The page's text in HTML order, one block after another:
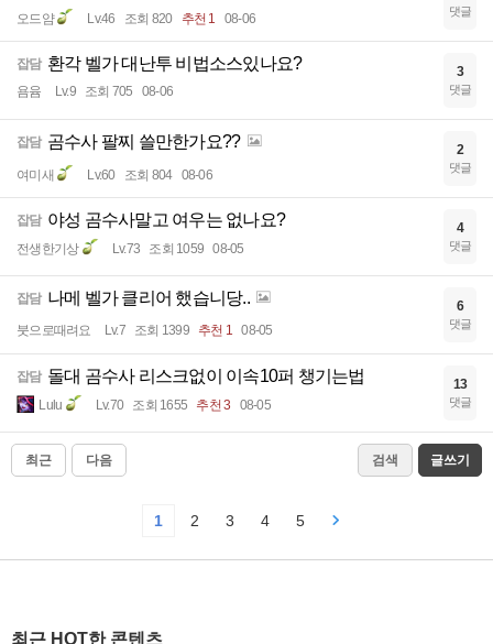
오드얌 Lv.46 조회 820 추천 1 08-06 댓글
잡담 환각 벨가 대난투 비법소스있나요?
욤윰 Lv.9 조회 705 08-06
3
댓글
잡담 곰수사 팔찌 쓸만한가요??
여미새 Lv.60 조회 804 08-06
2
댓글
잡담 야성 곰수사말고 여우는 없나요?
전생한기상 Lv.73 조회 1059 08-05
4
댓글
잡담 나메 벨가 클리어 했습니당..
붓으로때려요 Lv.7 조회 1399 추천 1 08-05
6
댓글
잡담 돌대 곰수사 리스크없이 이속10퍼 챙기는법
Lulu Lv.70 조회 1655 추천 3 08-05
13
댓글
최근 다음 검색 글쓰기
1 2 3 4 5
최근 HOT한 콘텐츠